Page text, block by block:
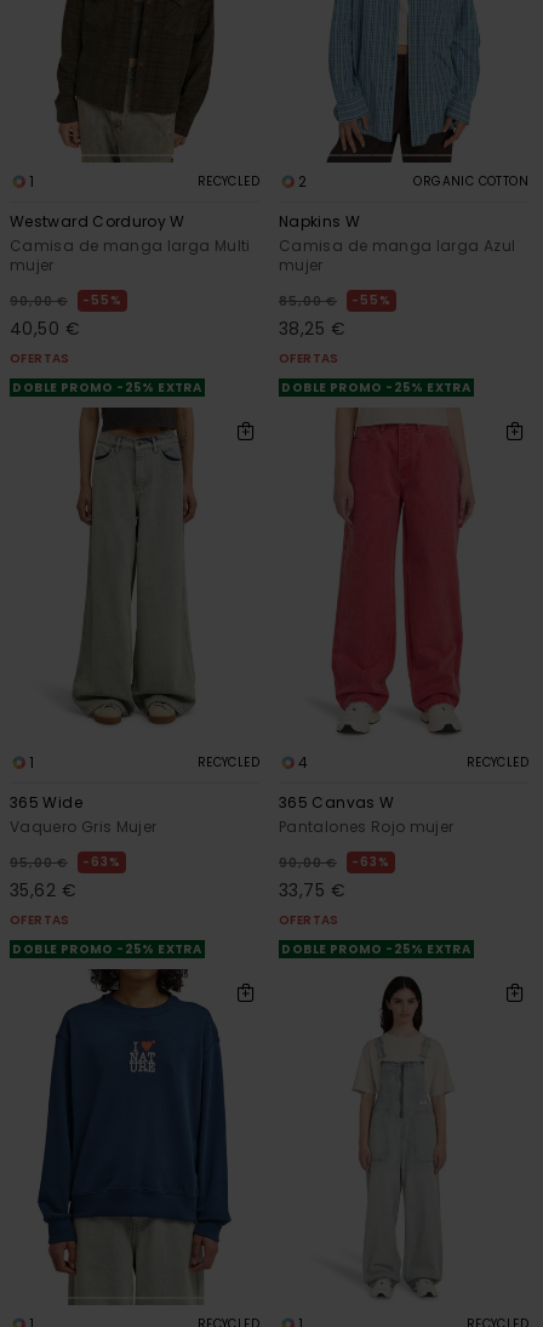
1 RECYCLED
Westward Corduroy W
Camisa de manga larga Multi
mujer
90,00 € 55%
40,50 €
OFERTAS
DOBLE PROMO -25% EXTRA
2 ORGANIC COTTON
Napkins W
Camisa de manga larga Azul
mujer
85,00 € 55%
38,25 €
OFERTAS
DOBLE PROMO -25% EXTRA
1 RECYCLED
365 Wide
Vaquero Gris Mujer
95,00 € 63%
35,62 €
OFERTAS
DOBLE PROMO -25% EXTRA
4 RECYCLED
365 Canvas W
Pantalones Rojo mujer
90,00 € 63%
33,75 €
OFERTAS
DOBLE PROMO -25% EXTRA